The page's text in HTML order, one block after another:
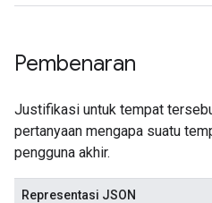
Pembenaran
Justifikasi untuk tempat
pertanyaan mengapa suatu
pengguna akhir.
Representasi JSON